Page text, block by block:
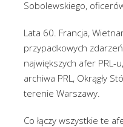
Sobolewskiego,
Lata 60. Francja,
przypadkowych
największych afer PRL-
archiwa PRL, Okrągły
terenie Warszawy.
Co łączy wszystkie te